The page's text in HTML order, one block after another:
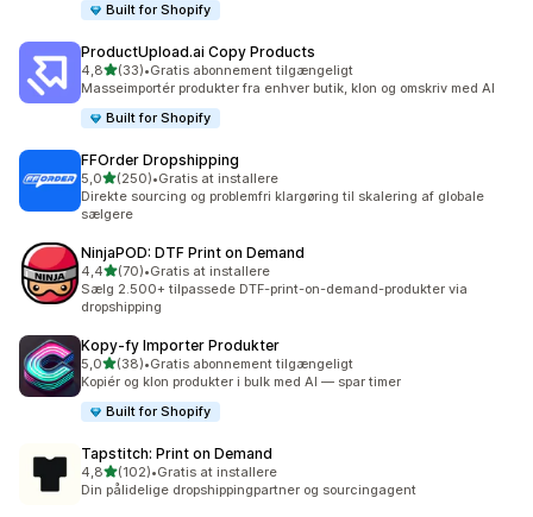
Built for Shopify
ProductUpload.ai Copy Products
4,8ud af 5 stjerner
(33)
33 anmeldelser i alt
•Gratis abonnement tilgængeligt
Masseimportér produkter fra enhver butik, klon og omskriv med AI
Built for Shopify
FFOrder Dropshipping
5,0ud af 5 stjerner
(250)
250 anmeldelser i alt
•Gratis at installere
Direkte sourcing og problemfri klargøring til skalering af globale
sælgere
NinjaPOD: DTF Print on Demand
4,4ud af 5 stjerner
(70)
70 anmeldelser i alt
•Gratis at installere
Sælg 2.500+ tilpassede DTF-print-on-demand-produkter via
dropshipping
Kopy‑fy Importer Produkter
5,0ud af 5 stjerner
(38)
38 anmeldelser i alt
•Gratis abonnement tilgængeligt
Kopiér og klon produkter i bulk med AI — spar timer
Built for Shopify
Tapstitch: Print on Demand
4,8ud af 5 stjerner
(102)
102 anmeldelser i alt
•Gratis at installere
Din pålidelige dropshippingpartner og sourcingagent